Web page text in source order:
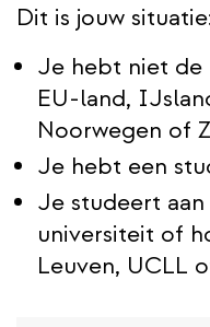
Dit is jouw
Je hebt niet de
EU-land,
Noorwegen of
Je hebt een
Je studeert
universiteit of
Leuven, UCLL